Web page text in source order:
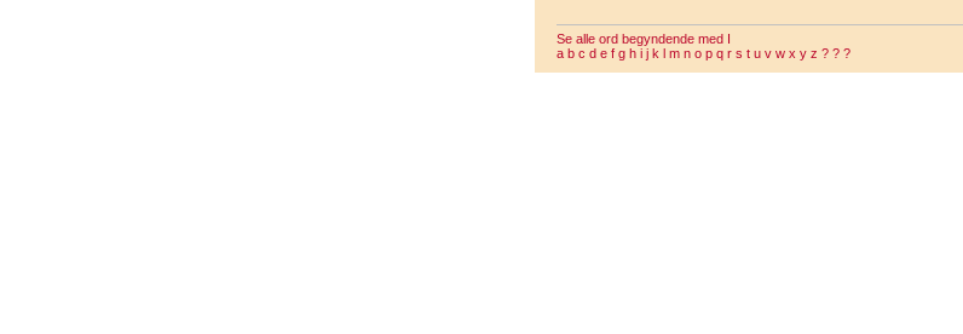
Se alle ord begyndende med I
a b c d e f g h i j k l m n o p q r s t u v w x y z ? ? ?